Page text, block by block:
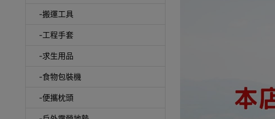
-搬運工具
-工程手套
-求生用品
-食物包裝機
-便攜枕頭 上班/日